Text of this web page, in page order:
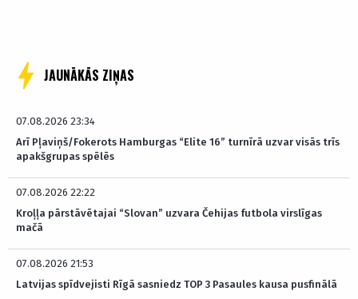
JAUNĀKĀS ZIŅAS
07.08.2026 23:34
Arī Pļaviņš/Fokerots Hamburgas “Elite 16” turnīrā uzvar visās trīs
apakšgrupas spēlēs
07.08.2026 22:22
Kroļļa pārstāvētajai “Slovan” uzvara Čehijas futbola virslīgas
mačā
07.08.2026 21:53
Latvijas spīdvejisti Rīgā sasniedz TOP 3 Pasaules kausa pusfinālā